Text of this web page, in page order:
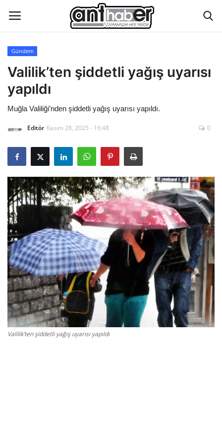
Künye
Eğitim
İletişim
Asayiş
Çevre
Gizlilik Politikası
Reklam ve İşbirliği
Bodrum Trafik Yoğunluk Haritası
Turizm
Gündem
Valilik’ten şiddetli yağış uyarısı
yapıldı
Muğla Valiliği’nden şiddetli yağış uyarısı yapıldı.
Editör Kasım 28, 2025 - 16:48 0
Valilik’ten şiddetli yağış uyarısı yapıldı